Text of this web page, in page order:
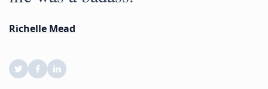
Richelle Mead